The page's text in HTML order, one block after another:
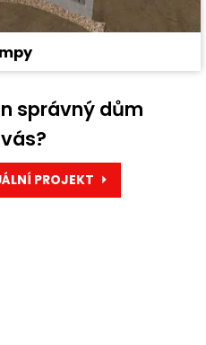
správný dům
PROJEKT